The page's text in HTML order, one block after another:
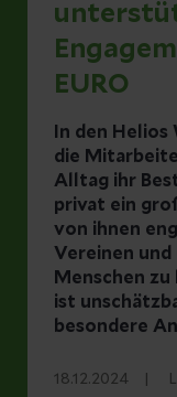
EURO
In den
die
Alltag ihr
privat ein
von ihnen
Vereinen und
Menschen
ist
besondere
18.12.2024